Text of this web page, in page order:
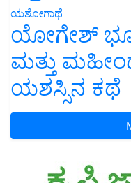
ಯಶೋಗಾಥೆ
ಯೋಗೇಶ್
ಮತ್ತು
ಯಶಸ್ಸಿನ ಕಥೆ